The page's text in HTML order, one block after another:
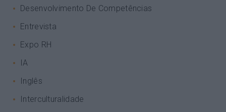
Desenvolvimento De Competências
Entrevista
Expo RH
IA
Inglês
Interculturalidade